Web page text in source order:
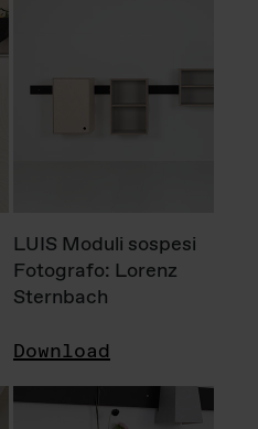
LUIS Moduli sospesi
Fotografo: Lorenz
Sternbach
Download